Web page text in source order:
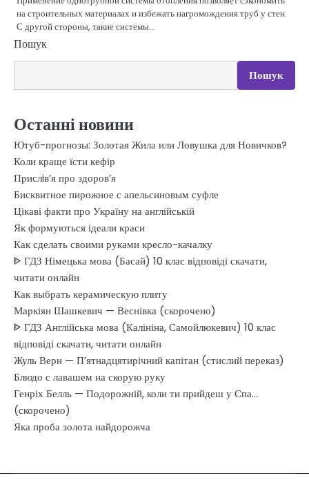
на строительных материалах и избежать нагромождения труб у стен.
С другой стороны, такие системы…
Пошук
Пошук
Останні новини
Ютуб-прогнозы: Золотая Жила или Ловушка для Новичков?
Коли краще їсти кефір
Прислiв’я про здоров’я
Бисквитное пирожное с апельсиновым суфле
Цікаві факти про Україну на англійській
Як формуються ідеали краси
Как сделать своими руками кресло-качалку
ᐈ ГДЗ Німецька мова (Басай) 10 клас відповіді скачати,
читати онлайн
Как выбрать керамическую плиту
Маркіян Шашкевич — Веснівка (скорочено)
ᐈ ГДЗ Англійська мова (Калініна, Самойлюкевич) 10 клас
відповіді скачати, читати онлайн
Жуль Верн — П’ятнадцятирічний капітан (стислий переказ)
Блюдо с лавашем на скорую руку
Генріх Белль — Подорожній, коли ти прийдеш у Спа…
(скорочено)
Яка проба золота найдорожча